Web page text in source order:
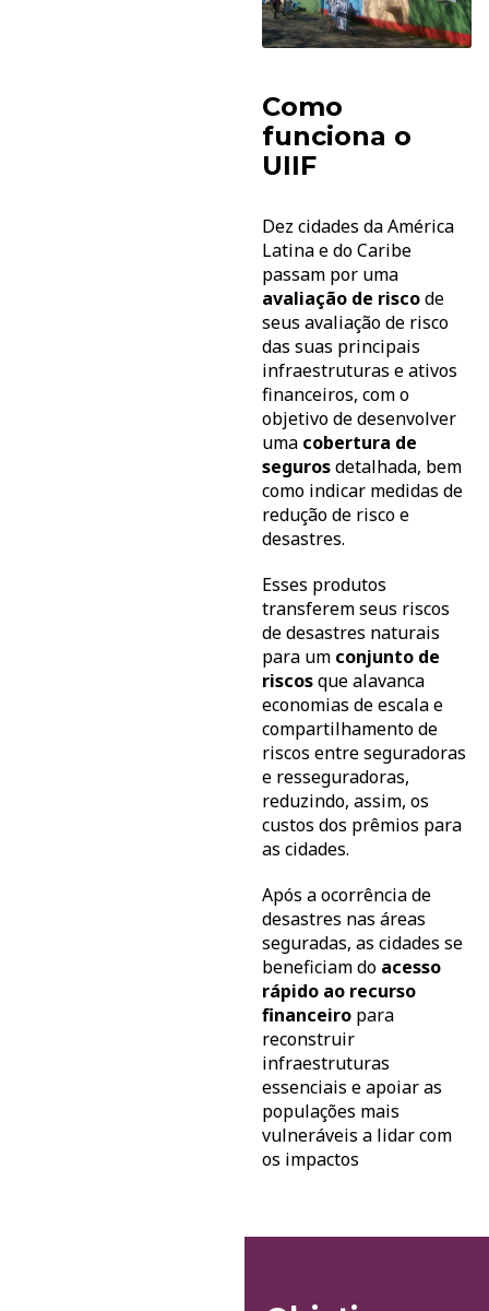
Como
funciona o
UIIF
Dez cidades da América
Latina e do Caribe
passam por uma
avaliação de riscode
seus avaliação de risco
das suas principais
infraestruturas e ativos
financeiros, com o
objetivo de desenvolver
uma cobertura de
segurosdetalhada, bem
como indicar medidas de
redução de risco e
desastres.
Esses produtos
transferem seus riscos
de desastres naturais
para um conjunto de
riscosque alavanca
economias de escala e
compartilhamento de
riscos entre seguradoras
e resseguradoras,
reduzindo, assim, os
custos dos prêmios para
as cidades.
Após a ocorrência de
desastres nas áreas
seguradas, as cidades se
beneficiam do acesso
rápido ao recurso
financeiro para
reconstruir
infraestruturas
essenciais e apoiar as
populações mais
vulneráveis a lidar com
os impactos